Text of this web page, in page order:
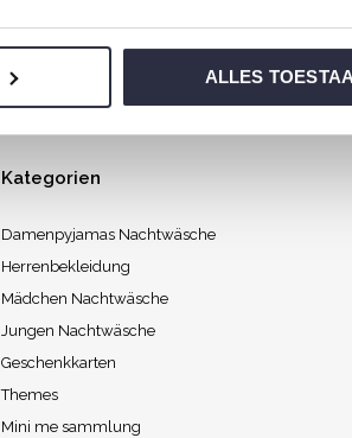
ALLES
Kategorien
Damenpyjamas Nachtwäsche
Herrenbekleidung
Mädchen Nachtwäsche
Jungen Nachtwäsche
Geschenkkarten
Themes
Mini me sammlung